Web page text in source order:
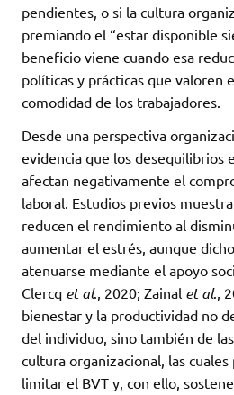
pendientes, o si la cultura
premiando el “estar disponible
beneficio viene cuando esa
políticas y prácticas que valoren
comodidad de los trabajadores.
Desde una perspectiva
evidencia que los desequilibrios
afectan negativamente el
laboral. Estudios previos
reducen el rendimiento al
aumentar el estrés, aunque
atenuarse mediante el apoyo
Clercq et al., 2020; Zainal et al.,
bienestar y la productividad no
del individuo, sino también de
cultura organizacional, las
limitar el BVT y, con ello,